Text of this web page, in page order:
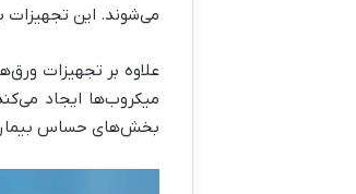
می‌شوند. این تجهیزات
علاوه بر تجهیزات
میکروب‌ها ایجاد
بخش‌های حساس